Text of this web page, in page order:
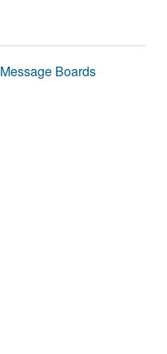
Message Boards